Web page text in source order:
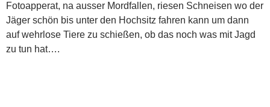
Fotoapperat, na ausser Mordfallen, riesen Schneisen wo der
Jäger schön bis unter den Hochsitz fahren kann um dann
auf wehrlose Tiere zu schießen, ob das noch was mit Jagd
zu tun hat….